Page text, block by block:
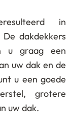
in
dakdekkers
u graag een
uw dak en de
u een goede
grotere
uw dak.